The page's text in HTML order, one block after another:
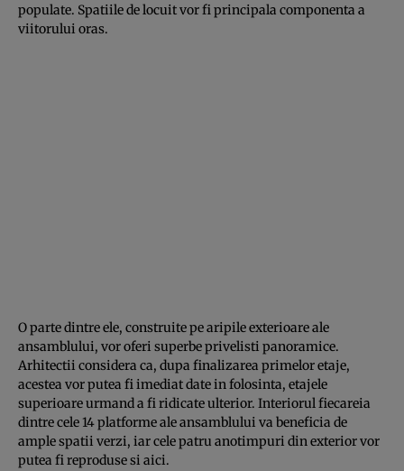
populate. Spatiile de locuit vor fi principala componenta a
viitorului oras.
O parte dintre ele, construite pe aripile exterioare ale
ansamblului, vor oferi superbe privelisti panoramice.
Arhitectii considera ca, dupa finalizarea primelor etaje,
acestea vor putea fi imediat date in folosinta, etajele
superioare urmand a fi ridicate ulterior. Interiorul fiecareia
dintre cele 14 platforme ale ansamblului va beneficia de
ample spatii verzi, iar cele patru anotimpuri din exterior vor
putea fi reproduse si aici.